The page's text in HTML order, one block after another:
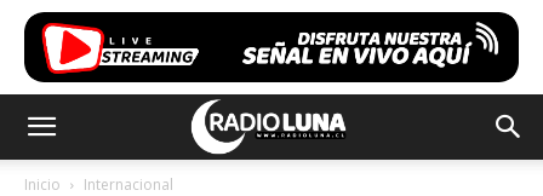
Inicio Internacional